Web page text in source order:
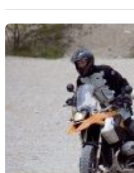
pour ce BMW C1 à l'Erzberg
aussi à des adaptations